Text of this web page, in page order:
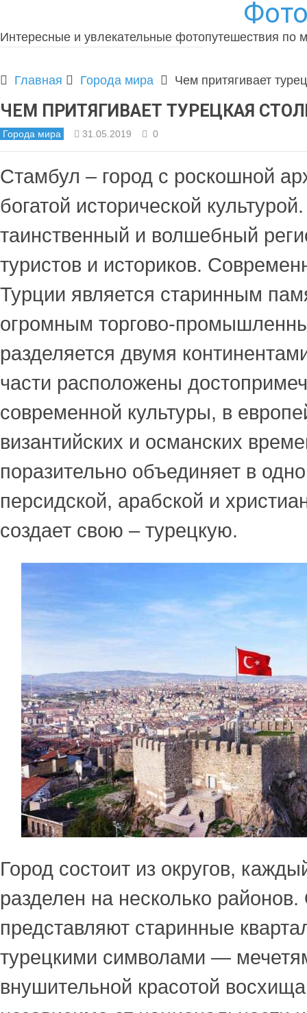
Интересные и увлекательные фотопутешествия по
Главная Города мира Чем притягивает
ЧЕМ ПРИТЯГИВАЕТ ТУРЕЦКАЯ
Города мира 31.05.2019 0
Стамбул – город с роскошной
богатой исторической
таинственный и волшебный
туристов и историков.
Турции является старинным
огромным торгово-
разделяется двумя
части расположены
современной культуры, в
византийских и османских
поразительно объединяет в
персидской, арабской и
создает свою – турецкую.
Город состоит из округов,
разделен на несколько
представляют старинные
турецкими символами —
внушительной красотой